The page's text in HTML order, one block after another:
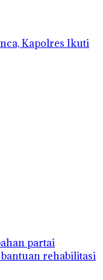
Kapolres Ikuti
partai
rehabilitasi